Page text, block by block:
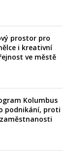
prostor pro
i kreativní
ve městě
Kolumbus
podnikání, proti